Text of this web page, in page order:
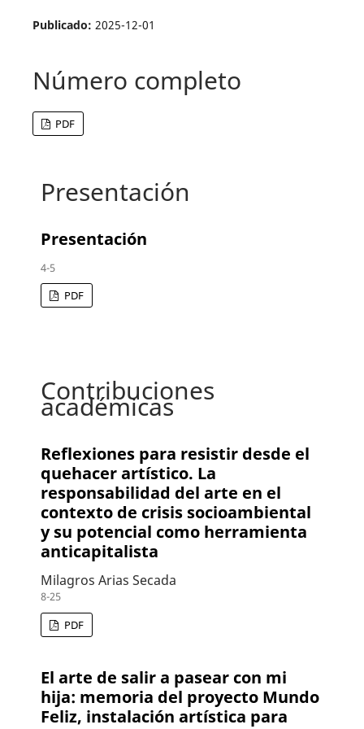
Publicado: 2025-12-01
Número completo
PDF
Presentación
Presentación
4-5
PDF
Contribuciones
académicas
Reflexiones para resistir desde el
quehacer artístico. La
responsabilidad del arte en el
contexto de crisis socioambiental
y su potencial como herramienta
anticapitalista
Milagros Arias Secada
8-25
PDF
El arte de salir a pasear con mi
hija: memoria del proyecto Mundo
Feliz, instalación artística para